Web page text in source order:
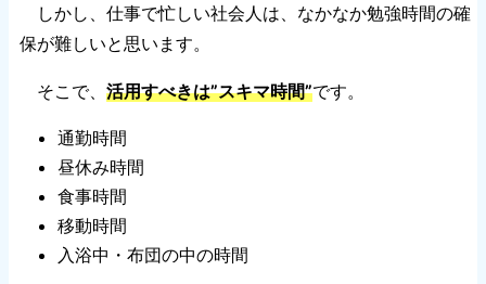
しかし、仕事で忙しい社会人は、なかなか勉強時間の確
保が難しいと思います。
そこで、 活用すべきは”スキマ時間”です。
通勤時間
昼休み時間
食事時間
移動時間
入浴中・布団の中の時間